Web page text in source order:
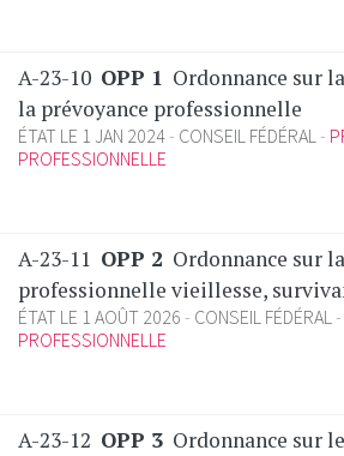
A-23-10 OPP 1 Ordonnance sur
la prévoyance professionnelle
ÉTAT LE 1 JAN 2024 CONSEIL FÉDÉRAL
PROFESSIONNELLE
A-23-11 OPP 2 Ordonnance sur
professionnelle vieillesse,
ÉTAT LE 1 AOÛT 2026 CONSEIL FÉDÉRAL
PROFESSIONNELLE
A-23-12 OPP 3 Ordonnance sur